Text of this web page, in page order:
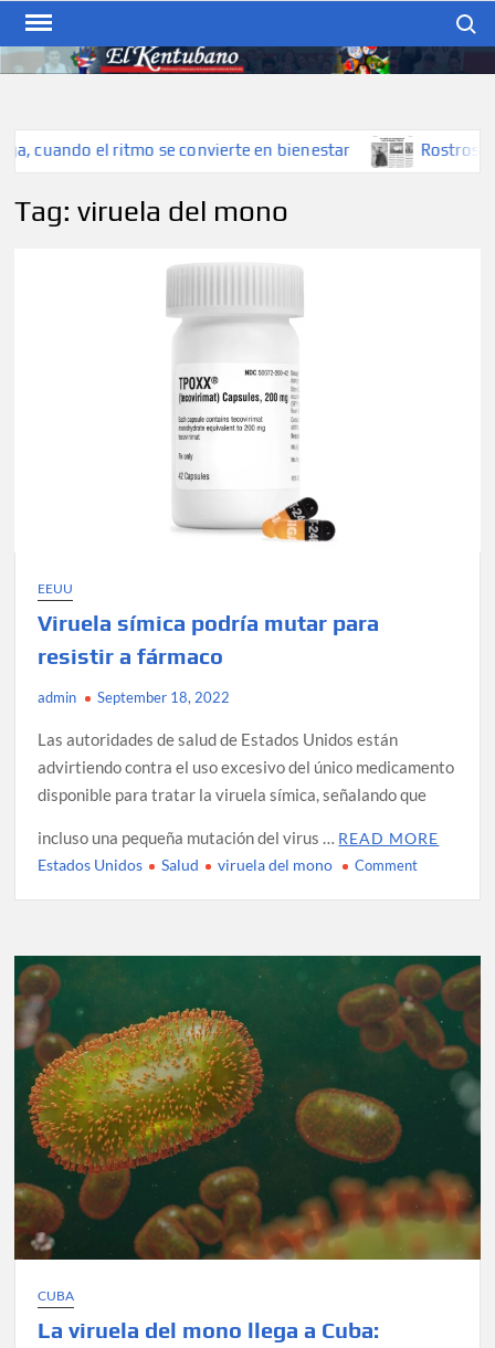
Skip
content
hispana de Kentucky
se convierte en bienestar Rostros locales: Una
Tag:viruela del mono
EEUU
Viruela símica podría mutar para
resistir a fármaco
admin September 18, 2022
Las autoridades de salud de Estados Unidos están
advirtiendo contra el uso excesivo del único medicamento
disponible para tratar la viruela símica, señalando que
incluso una pequeña mutación del virus … READ MORE
Estados Unidos
Salud viruela del mono Commenton
mutar
para
resistir
fármaco
CUBA
La viruela del mono llega a Cuba: